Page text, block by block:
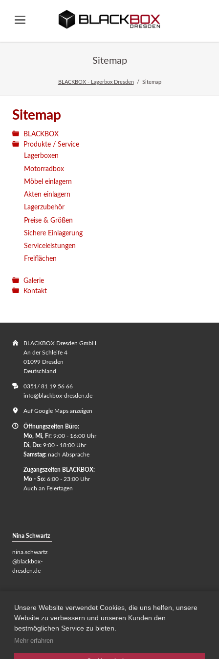
Sitemap
BLACKBOX - Lagerbox Dresden Sitemap
Sitemap
BLACKBOX
Produkte / Service
Lagerboxen
Motorradbox
Möbel einlagern
Akten einlagern
Lagerzubehör
Preise & Größen
Sichere Einlagerung
Serviceleistungen
Freiflächen
Galerie
Kontakt
BLACKBOX Dresden GmbH
An der Schleife 4
01099 Dresden
Deutschland
0351/ 81 19 56 66
info@blackbox-dresden.de
Auf Google Maps anzeigen
Öffnungszeiten Büro:
Mo, Mi, Fr:9:00 - 16:00 Uhr
Di, Do:9:00 - 18:00 Uhr
Samstag:nach Absprache
Zugangszeiten BLACKBOX:
Mo - So: 6:00 - 23:00 Uhr
Auch an Feiertagen
Nina Schwartz
nina.schwartz
@blackbox-
dresden.de
wir dir weiter.
© Copyright 2026. BLACKBOX Dresden
Unsere Website verwendet Cookies, die uns helfen, unsere
Website zu verbessern und unseren Kunden den
bestmöglichen Service zu bieten.
Mehr erfahren